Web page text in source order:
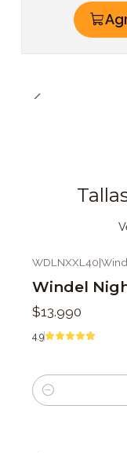
WDLNXXL40|
Windel
$13.990
4.9
Cantidad